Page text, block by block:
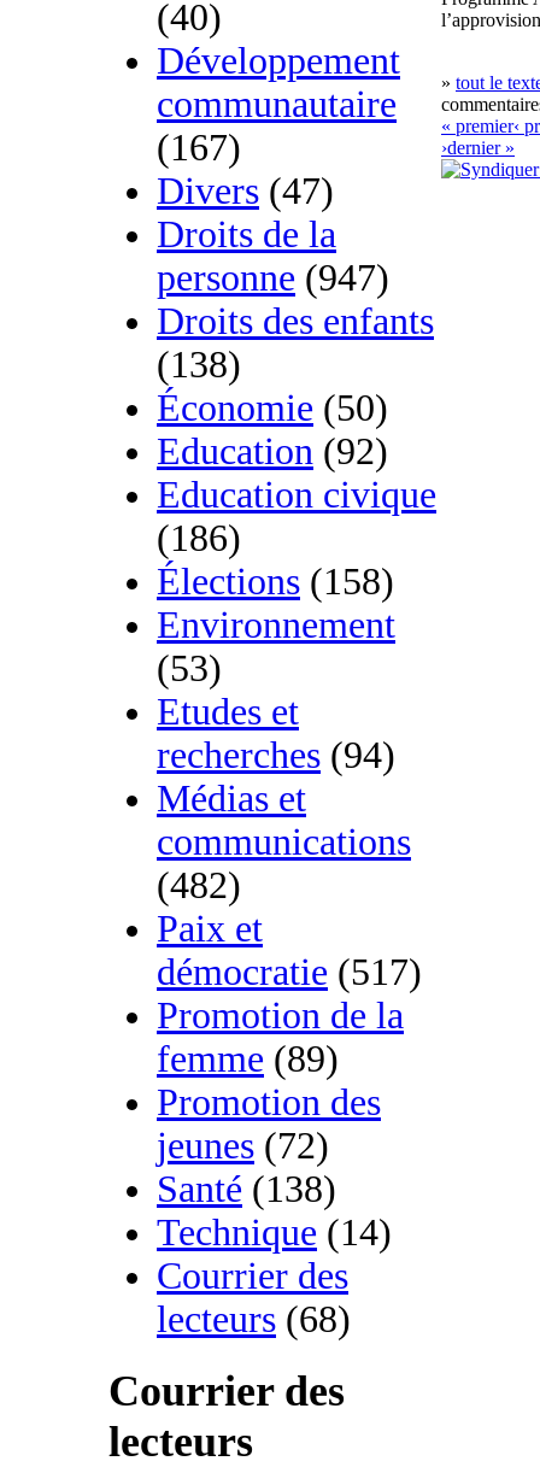
(40)
Développement
communautaire
(167)
Divers (47)
Droits de la
personne (947)
Droits des enfants
(138)
Économie (50)
Education (92)
Education civique
(186)
Élections (158)
Environnement
(53)
Etudes et
recherches (94)
Médias et
communications
(482)
Paix et
démocratie (517)
Promotion de la
femme (89)
Promotion des
jeunes (72)
Santé (138)
Technique (14)
Courrier des
lecteurs (68)
Courrier des
lecteurs
» tout le
« premier‹
›dernier »